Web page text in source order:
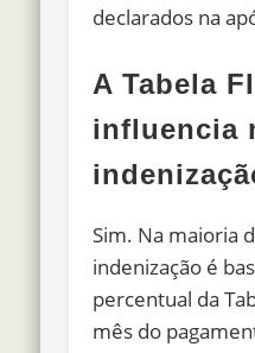
declarados na
A Tabela
influencia
Sim. Na maioria
indenização é
percentual da
mês do